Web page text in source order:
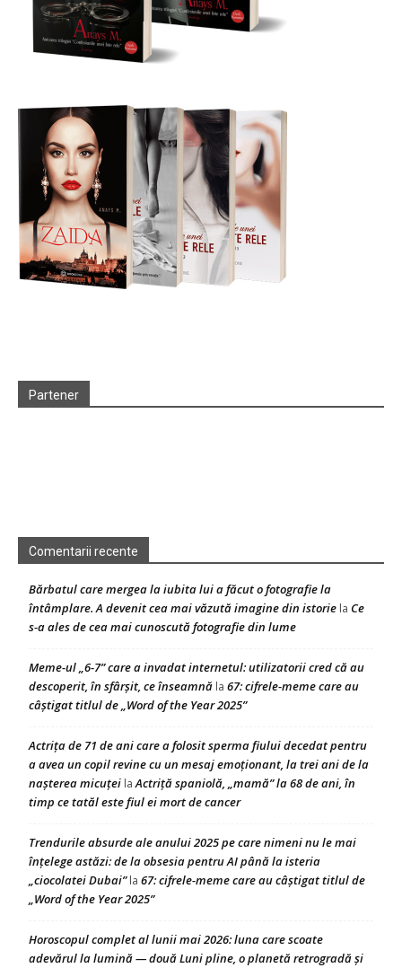
Partener
Comentarii recente
Bărbatul care mergea la iubita lui a făcut o fotografie la
întâmplare. A devenit cea mai văzută imagine din istorie la Ce
s-a ales de cea mai cunoscută fotografie din lume
Meme-ul „6-7” care a invadat internetul: utilizatorii cred că au
descoperit, în sfârșit, ce înseamnă la 67: cifrele-meme care au
câștigat titlul de „Word of the Year 2025”
Actrița de 71 de ani care a folosit sperma fiului decedat pentru
a avea un copil revine cu un mesaj emoționant, la trei ani de la
nașterea micuței laActriță spaniolă, „mamă” la 68 de ani, în
timp ce tatăl este fiul ei mort de cancer
Trendurile absurde ale anului 2025 pe care nimeni nu le mai
înțelege astăzi: de la obsesia pentru AI până la isteria
„ciocolatei Dubai”la 67: cifrele-meme care au câștigat titlul de
„Word of the Year 2025”
Horoscopul complet al lunii mai 2026: luna care scoate
adevărul la lumină — două Luni pline, o planetă retrogradă și